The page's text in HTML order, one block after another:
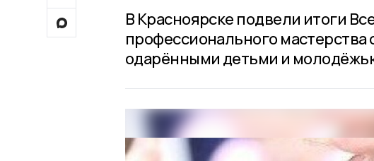
В Красноярске подвели итоги
профессионального
одарёнными детьми и